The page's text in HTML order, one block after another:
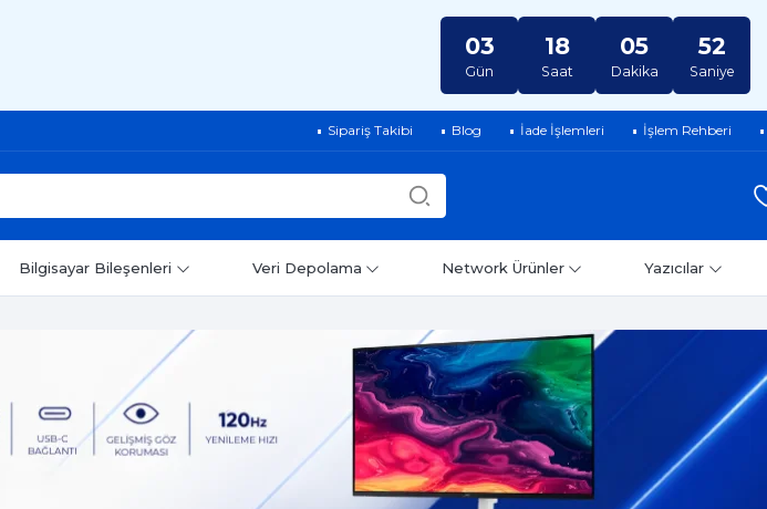
03
Gün
18
Saat
05
Dakika
50
Saniye
Sipariş Takibi Blog İade İşlemleri İşlem Rehberi
Bilgisayar Bileşenleri Veri Depolama Network Ürünler Yazıcılar